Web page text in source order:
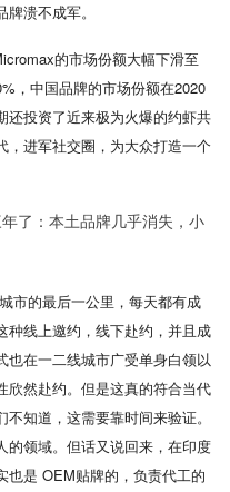
溃不成军。
的市场份额大幅下滑至
，中国品牌的市场份额在2020
还投资了近来极为火爆的约虾共
，进军社交圈，为大众打造一个
市的最后一公里，每天都有成
种线上邀约，线下赴约，并且成
也在一二线城市广受单身白领以
欣然赴约。但是这真的符合当代
知道，这需要靠时间来验证。
的领域。但话又说回来，在印度
也是 OEM贴牌的，负责代工的